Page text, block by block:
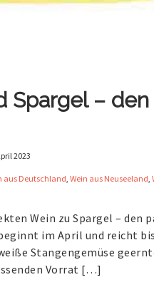
Spargel –
2023
aus Deutschland, Wein aus Neuseeland,
Wein zu Spargel – den
im April und reicht
Stangengemüse
Vorrat […]